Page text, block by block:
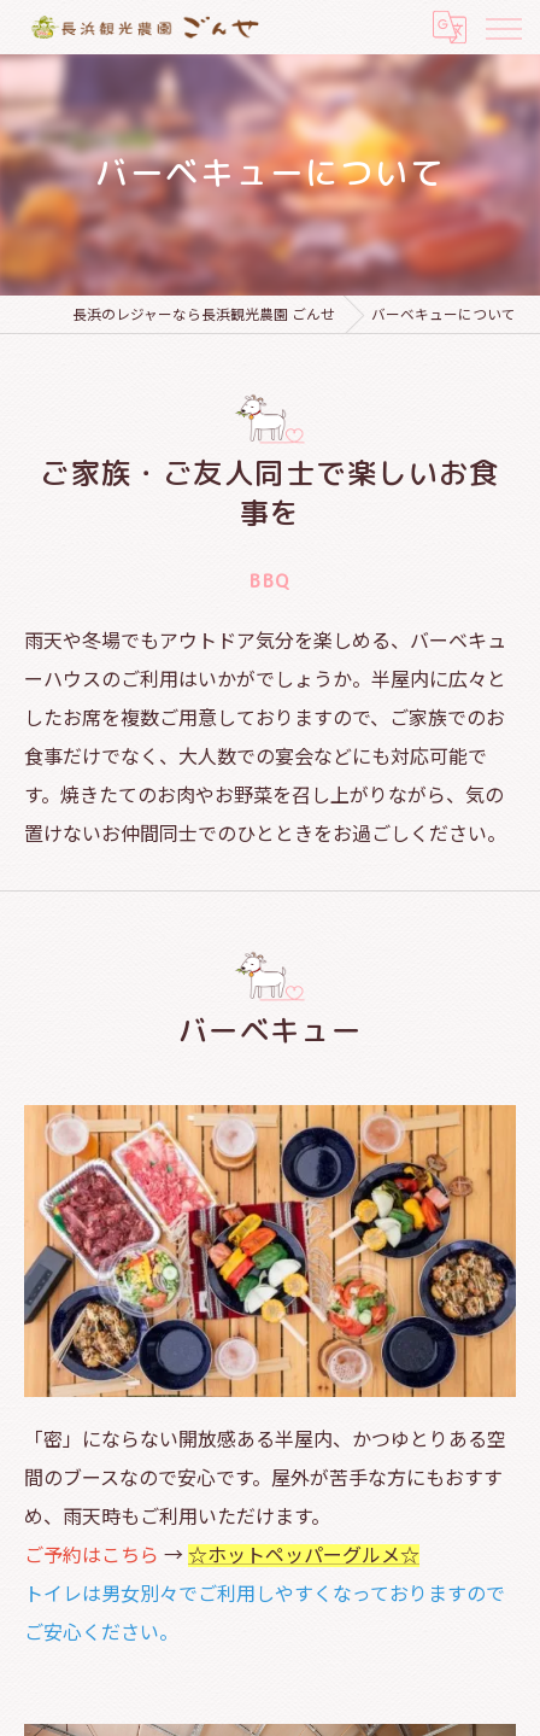
バーベキューについて
長浜のレジャーなら長浜観光農園 ごんせ バーベキューについて
ご家族・ご友人同士で楽しいお食
事を
BBQ
雨天や冬場でもアウトドア気分を楽しめる、バーベキュ
ーハウスのご利用はいかがでしょうか。半屋内に広々と
したお席を複数ご用意しておりますので、ご家族でのお
食事だけでなく、大人数での宴会などにも対応可能で
す。焼きたてのお肉やお野菜を召し上がりながら、気の
置けないお仲間同士でのひとときをお過ごしください。
バーベキュー
「密」にならない開放感ある半屋内、かつゆとりある空
間のブースなので安心です。屋外が苦手な方にもおすす
め、雨天時もご利用いただけます。
ご予約はこちら → ☆ホットペッパーグルメ☆
トイレは男女別々でご利用しやすくなっておりますので
ご安心ください。